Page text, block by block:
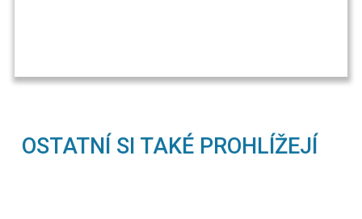
OSTATNÍ SI TAKÉ PROHLÍŽEJÍ